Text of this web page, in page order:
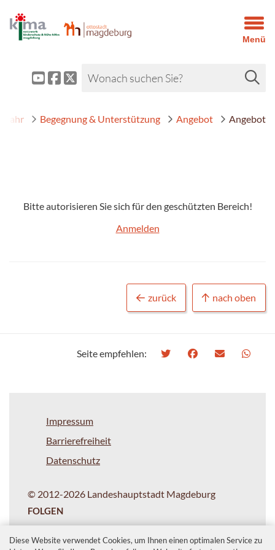
Diese Website verwendet Cookies, um Ihnen einen optimalen Service zu
Menü
Jahr Begegnung & Unterstützung Angebot Angebot
Bitte autorisieren Sie sich für den geschützten Bereich!
Anmelden
zurück nach oben
Seite empfehlen:
Impressum
Barrierefreiheit
Datenschutz
© 2012-2026 Landeshauptstadt Magdeburg
FOLGEN